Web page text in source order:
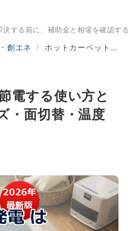
する前に、補助金と相場を確認す
創エネ ホットカーペットを節電する使い方と範囲の決め方｜サイズ・面切替・温度の最適解
電する使い方と
・面切替・温度